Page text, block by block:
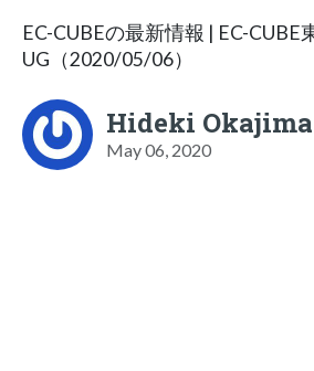
EC-CUBEの最新情報 | EC-CUBE
UG（2020/05/06）
Hideki Okajima
May 06, 2020